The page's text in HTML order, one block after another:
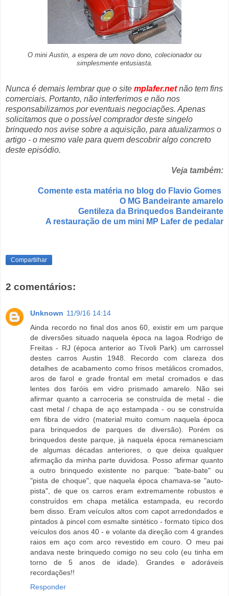
O mini Austin, a espera de um novo dono, colecionador ou
simplesmente entusiasta.
Nunca é demais lembrar que o site mplafer.netnão tem fins
comerciais. Portanto, não interferimos e não nos
responsabilizamos por eventuais negociações. Apenas
solicitamos que o possível comprador deste singelo
brinquedo nos avise sobre a aquisição, para atualizarmos o
artigo - o mesmo vale para quem descobrir algo concreto
deste episódio.
Veja também:
Comente esta matéria no blog do Flavio Gomes
O MG Bandeirante amarelo
Gentileza da Brinquedos Bandeirante
A restauração de um mini MP Lafer de pedalar
Compartilhar
2 comentários:
Unknown 11/9/16 14:14
Ainda recordo no final dos anos 60, existir em um parque
de diversões situado naquela época na lagoa Rodrigo de
Freitas - RJ (época anterior ao Tívoli Park) um carrossel
destes carros Austin 1948. Recordo com clareza dos
detalhes de acabamento como frisos metálicos cromados,
aros de farol e grade frontal em metal cromados e das
lentes dos faróis em vidro prismado amarelo. Não sei
afirmar quanto a carroceria se construída de metal - die
cast metal / chapa de aço estampada - ou se construída
em fibra de vidro (material muito comum naquela época
para brinquedos de parques de diversão). Porém os
brinquedos deste parque, já naquela época remanesciam
de algumas décadas anteriores, o que deixa qualquer
afirmação da minha parte duvidosa. Posso afirmar quanto
a outro brinquedo existente no parque: "bate-bate" ou
"pista de choque", que naquela época chamava-se "auto-
pista", de que os carros eram extremamente robustos e
construídos em chapa metálica estampada, eu recordo
bem disso. Eram veículos altos com capot arredondados e
pintados à pincel com esmalte sintético - formato típico dos
veículos dos anos 40 - e volante da direção com 4 grandes
raios em aço com arco revestido em couro. O meu pai
andava neste brinquedo comigo no seu colo (eu tinha em
torno de 5 anos de idade). Grandes e adoráveis
recordações!!
Responder